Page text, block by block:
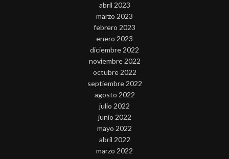
abril 2023
marzo 2023
febrero 2023
enero 2023
diciembre 2022
noviembre 2022
octubre 2022
septiembre 2022
agosto 2022
julio 2022
junio 2022
mayo 2022
abril 2022
marzo 2022